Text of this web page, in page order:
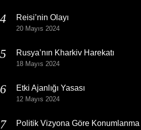
Reisi’nin Olayı
20 Mayıs 2024
Rusya’nın Kharkiv Harekatı
18 Mayıs 2024
Etki Ajanlığı Yasası
12 Mayıs 2024
Politik Vizyona Göre